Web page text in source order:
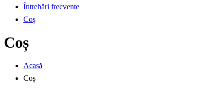
Întrebări frecvente
Coș
Coș
Acasă
Coș